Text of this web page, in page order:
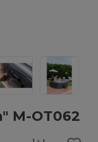
M-OT062